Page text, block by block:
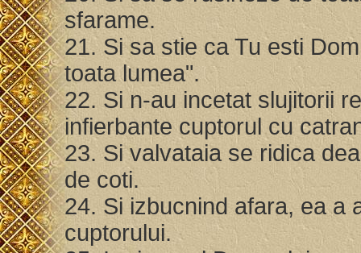
sfarame.
21. Si sa stie ca Tu esti
toata lumea".
22. Si n-au incetat slujitorii
infierbante cuptorul cu
23. Si valvataia se ridica
de coti.
24. Si izbucnind afara, ea a
cuptorului.